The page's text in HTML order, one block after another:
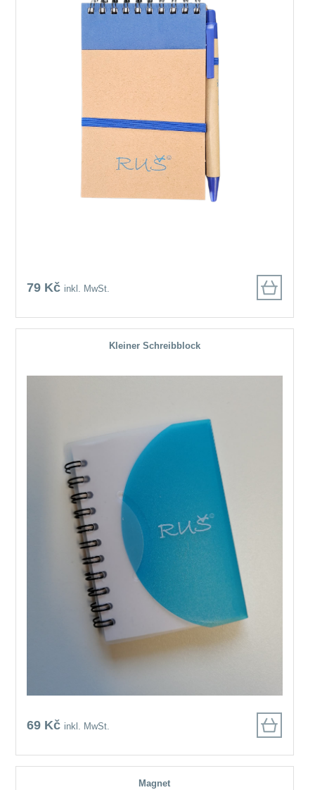
79 Kč inkl. MwSt.
Kleiner Schreibblock
69 Kč inkl. MwSt.
Magnet